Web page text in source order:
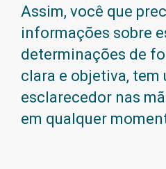
Assim, você que
informações sobre
determinações de
clara e objetiva, tem
esclarecedor nas
em qualquer